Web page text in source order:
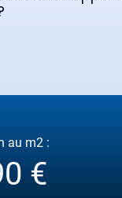
au m2 :
€